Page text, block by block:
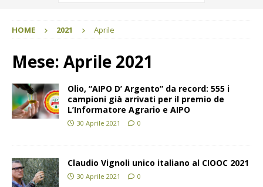
HOME 2021 Aprile
Mese: Aprile 2021
Olio, “AIPO D’ Argento” da record: 555 i
campioni già arrivati per il premio de
L’Informatore Agrario e AIPO
30 Aprile 2021 0
Claudio Vignoli unico italiano al CIOOC 2021
30 Aprile 2021 0